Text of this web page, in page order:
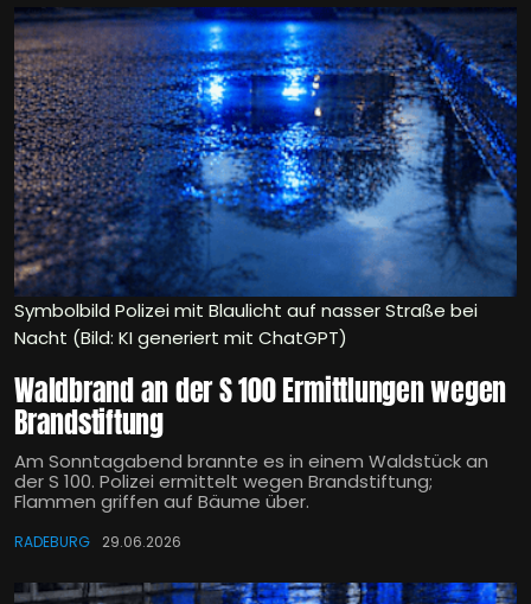
Symbolbild Polizei mit Blaulicht auf nasser Straße bei
Nacht (Bild: KI generiert mit ChatGPT)
Waldbrand an der S 100 Ermittlungen wegen
Brandstiftung
Am Sonntagabend brannte es in einem Waldstück an
der S 100. Polizei ermittelt wegen Brandstiftung;
Flammen griffen auf Bäume über.
RADEBURG 29.06.2026